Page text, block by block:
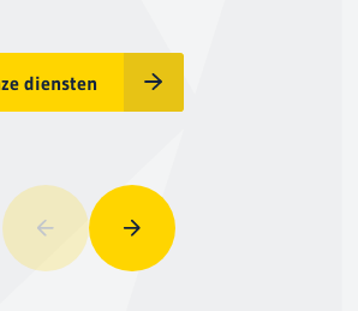
dienstenadviseur |
1999
Vorige Volgende